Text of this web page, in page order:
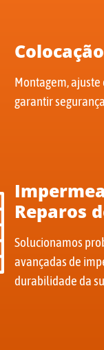
Montagem,
garantir
Reparos
Solucionamos
avançadas de
durabilidade da